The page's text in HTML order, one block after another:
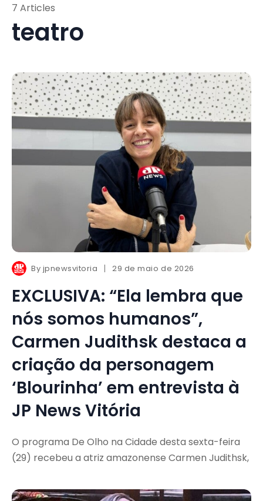
teatro
7 Articles
By jpnewsvitoria 29 de maio de 2026
EXCLUSIVA: “Ela lembra que
nós somos humanos”,
Carmen Judithsk destaca a
criação da personagem
‘Blourinha’ em entrevista à
JP News Vitória
O programa De Olho na Cidade desta sexta-feira
(29) recebeu a atriz amazonense Carmen Judithsk,